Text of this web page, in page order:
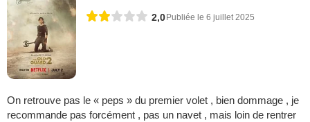
2,0Publiée le 6 juillet 2025
On retrouve pas le « peps » du premier volet , bien dommage , je
recommande pas forcément , pas un navet , mais loin de rentrer